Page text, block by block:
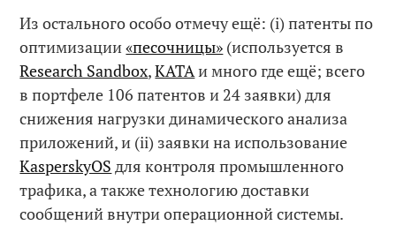
Из остального особо отмечу ещё: (i) патенты по
оптимизации«песочницы» (используется в
Research Sandbox,KATA и много где ещё; всего
в портфеле 106 патентов и 24 заявки) для
снижения нагрузки динамического анализа
приложений, и (ii) заявки на использование
KasperskyOS для контроля промышленного
трафика, а также технологию доставки
сообщений внутри операционной системы.